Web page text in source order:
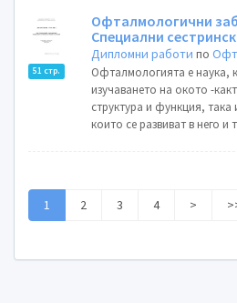
51 стр.
Офталмологични
Специални
Дипломни работи по
Офталмологията е наука,
изучаването на окото -
структура и функция,
които се развиват в него и
1 2 3 4 >